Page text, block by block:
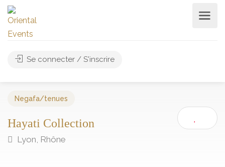
Se connecter / S'inscrire
Negafa/tenues
Hayati Collection
Lyon, Rhône